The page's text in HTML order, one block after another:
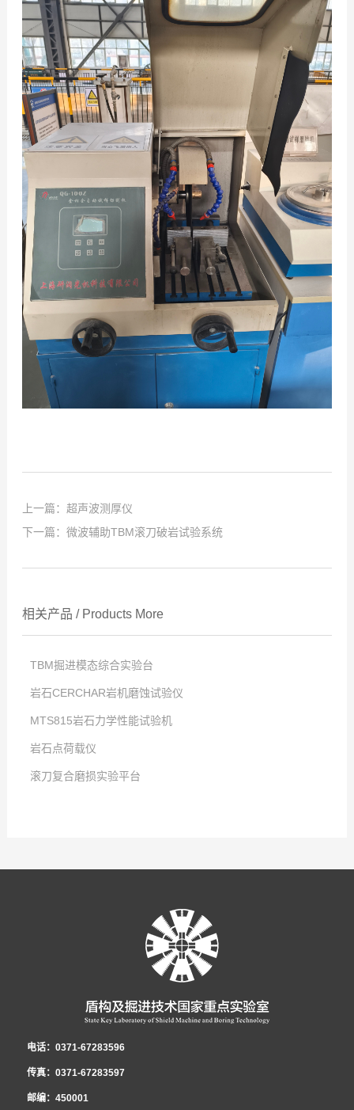
上一篇：超声波测厚仪
下一篇：微波辅助TBM滚刀破岩试验系统
相关产品 / Products More
TBM掘进模态综合实验台
点击次数:
2025 -12 -23
岩石CERCHAR岩机磨蚀试验仪
点击次数:
2025 -12 -23
MTS815岩石力学性能试验机
点击次数:
2019 -07 -24
岩石点荷载仪
点击次数:
滚刀复合磨损实验平台
电话：0371-67283596
传真：0371-67283597
邮编：450001